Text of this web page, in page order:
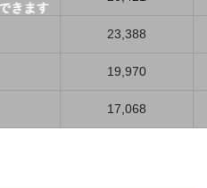
23,388
19,970
17,068